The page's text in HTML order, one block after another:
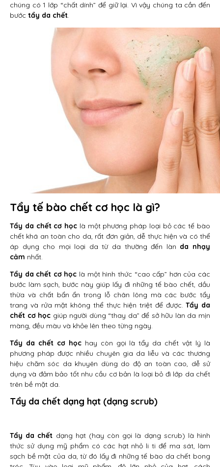
chúng có 1 lớp “chất dính” để giữ lại. Vì vậy chúng ta cần đến
bước tẩy da chết.
Tẩy tế bào chết cơ học là gì?
Tẩy da chết cơ học là một phương pháp loại bỏ các tế bào
chết khá an toàn cho da, rất đơn giản, dễ thực hiện và có thể
áp dụng cho mọi loại da từ da thường đến làn da nhạy
cảm nhất.
Tẩy da chết cơ học là một hình thức “cao cấp” hơn của các
bước làm sạch, bước này giúp lấy đi những tế bào chết, dầu
thừa và chất bẩn ẩn trong lỗ chân lông mà các bước tẩy
trang và rửa mặt không thể thực hiện triệt để được.Tẩy da
chết cơ học giúp người dùng “thay da” để sở hữu làn da mịn
màng, đều màu và khỏe lên theo từng ngày.
Tẩy da chết cơ họchay còn gọi là tẩy da chết vật lý là
phương pháp được nhiều chuyên gia da liễu và các thương
hiệu chăm sóc da khuyên dùng do độ an toàn cao, dễ sử
dụng và đảm bảo tốt nhu cầu cơ bản là loại bỏ đi lớp da chết
trên bề mặt da.
Tẩy da chết dạng hạt (dạng scrub)
Tẩy da chết dạng hạt (hay còn gọi là dạng scrub) là hình
thức sử dụng mỹ phẩm có các hạt nhỏ li ti để ma sát, làm
sạch bề mặt của da, từ đó lấy đi những tế bào da chết bong